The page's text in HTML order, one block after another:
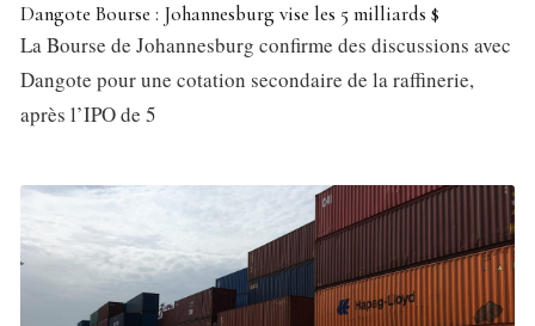
Dangote Bourse : Johannesburg vise les 5 milliards $
La Bourse de Johannesburg confirme des discussions avec
Dangote pour une cotation secondaire de la raffinerie,
après l’IPO de 5